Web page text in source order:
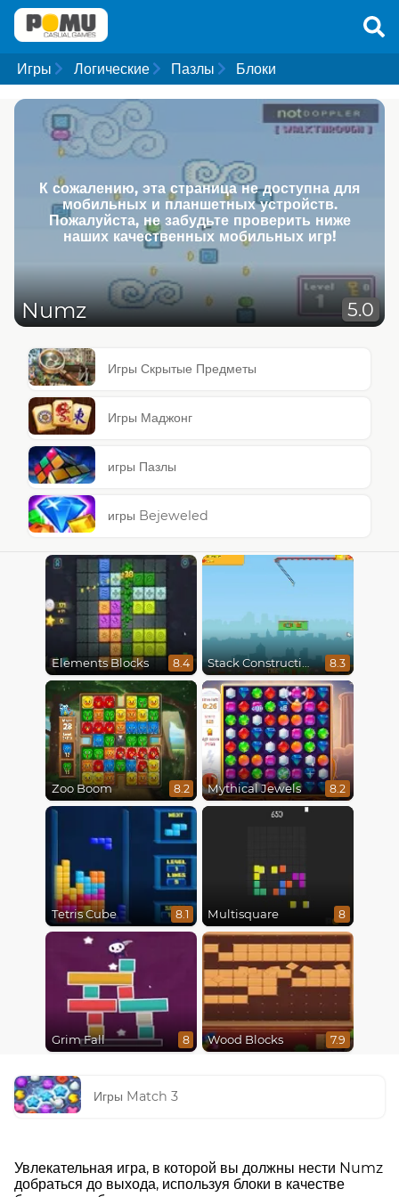
Игры Логические Пазлы Блоки
К сожалению, эта страница не доступна для
мобильных и планшетных устройств.
Пожалуйста, не забудьте проверить ниже
наших качественных мобильных игр!
Numz 5.0
Игры Скрытые Предметы
Игры Маджонг
игры Пазлы
игры Bejeweled
Elements Blocks 8.4 Stack Construction 8.3
Zoo Boom 8.2 Mythical Jewels 8.2
Tetris Cube 8.1 Multisquare 8
Grim Fall 8 Wood Blocks 7.9
Игры Match 3
Увлекательная игра, в которой вы должны нести Numz
добраться до выхода, используя блоки в качестве